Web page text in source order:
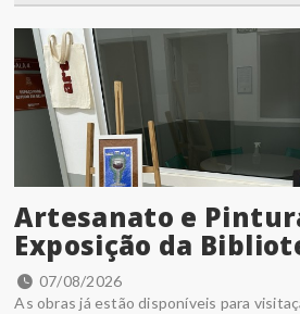
Artesanato e
Exposição da
07/08/2026
As obras já estão disponíveis para